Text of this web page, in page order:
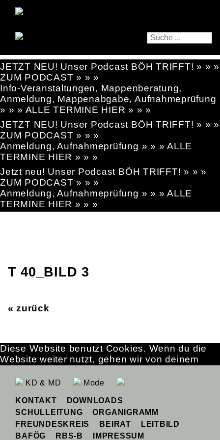
JETZT NEU! Unser Podcast BÖH TRIFFT! » » »
ZUM PODCAST » » »
Info-Veranstaltungen, Mappenberatung,
Anmeldung, Mappenabgabe, Aufnahmeprüfung
» » » ALLE TERMINE HIER » » »
JETZT NEU! Unser Podcast BÖH TRIFFT! » » »
ZUM PODCAST » » »
Anmeldung, Aufnahmeprüfung » » » ALLE
TERMINE HIER » » »
Jetzt neu! Unser Podcast BÖH TRIFFT! » » »
ZUM PODCAST » » »
Anmeldung, Aufnahmeprüfung » » » ALLE
TERMINE HIER » » »
T 40_BILD 3
« zurück
KD & MD Mode
KONTAKT
DOWNLOADS
SCHULLEITUNG
ORGANIGRAMM
FREUNDESKREIS
BEIRAT
LEITBILD
BAFÖG
RBS-B IMPRESSUM
Diese Website benutzt Cookies. Wenn du die
Website weiter nutzt, gehen wir von deinem